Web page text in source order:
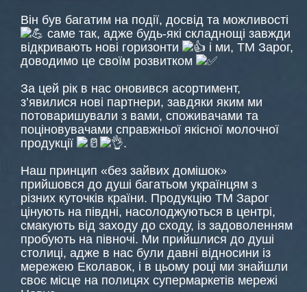
Він був багатим на події, досвід та можливості
саме так, адже будь-які складнощі завжди
відкривають нові горизонти
і ми, ТМ Зарог,
доводимо це своїм розвитком
За цей рік в нас оновився асортимент,
з’явилися нові партнери, завдяки яким ми
потоваришували з вами, споживачами та
поціновувачами справжньої якісної молочної
продукції
.
Наш принцип «без зайвих домішок»
прийшовся до душі багатьом українцям з
різних куточків країни. Продукцію ТМ Зарог
цінують на півдні, насолоджуються в центрі,
смакують від заходу до сходу, із задоволенням
пробують на півночі. Ми прийшлися до душі
столиці, адже в нас були давні відносини із
мережею Еколавок, і в цьому році ми знайшли
своє місце на полицях супермаркетів мережі